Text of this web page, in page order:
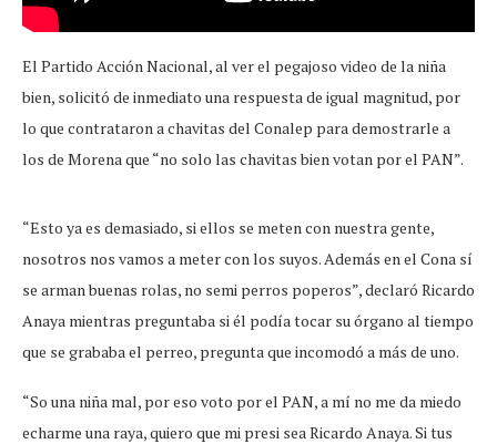
El Partido Acción Nacional, al ver el pegajoso video de la niña
bien, solicitó de inmediato una respuesta de igual magnitud, por
lo que contrataron a chavitas del Conalep para demostrarle a
los de Morena que “no solo las chavitas bien votan por el PAN”.
“Esto ya es demasiado, si ellos se meten con nuestra gente,
nosotros nos vamos a meter con los suyos. Además en el Cona sí
se arman buenas rolas, no semi perros poperos”, declaró Ricardo
Anaya mientras preguntaba si él podía tocar su órgano al tiempo
que se grababa el perreo, pregunta que incomodó a más de uno.
“So una niña mal, por eso voto por el PAN, a mí no me da miedo
echarme una raya, quiero que mi presi sea Ricardo Anaya. Si tus